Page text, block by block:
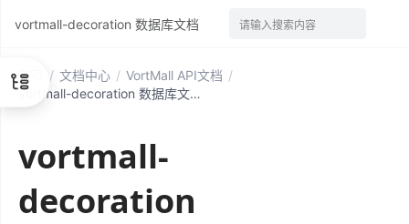
首页 / 文档中心 / VortMall API文档 /
vortmall-decoration 数据库文档
vortmall-
decoration
vortmall-decoration 数据库文档 请输入搜索内容